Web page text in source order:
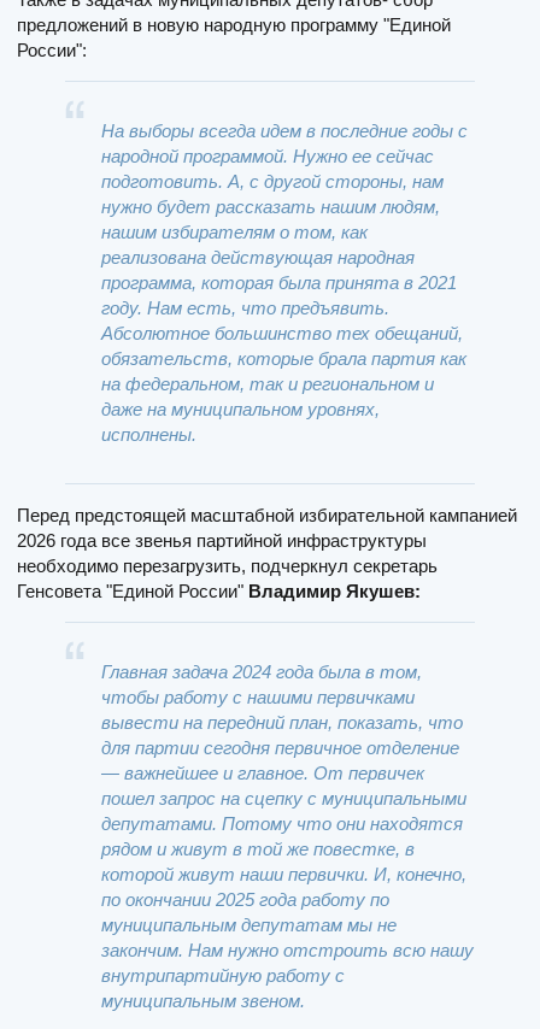
предложений в новую народную программу "Единой
России":
На выборы всегда идем в последние годы с
народной программой. Нужно ее сейчас
подготовить. А, с другой стороны, нам
нужно будет рассказать нашим людям,
нашим избирателям о том, как
реализована действующая народная
программа, которая была принята в 2021
году. Нам есть, что предъявить.
Абсолютное большинство тех обещаний,
обязательств, которые брала партия как
на федеральном, так и региональном и
даже на муниципальном уровнях,
исполнены.
Перед предстоящей масштабной избирательной кампанией
2026 года все звенья партийной инфраструктуры
необходимо перезагрузить, подчеркнул секретарь
Генсовета "Единой России" Владимир Якушев:
Главная задача 2024 года была в том,
чтобы работу с нашими первичками
вывести на передний план, показать, что
для партии сегодня первичное отделение
— важнейшее и главное. От первичек
пошел запрос на сцепку с муниципальными
депутатами. Потому что они находятся
рядом и живут в той же повестке, в
которой живут наши первички. И, конечно,
по окончании 2025 года работу по
муниципальным депутатам мы не
закончим. Нам нужно отстроить всю нашу
внутрипартийную работу с
муниципальным звеном.